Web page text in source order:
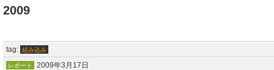
2009
tag: 組み込み
レポート 2009年3月17日